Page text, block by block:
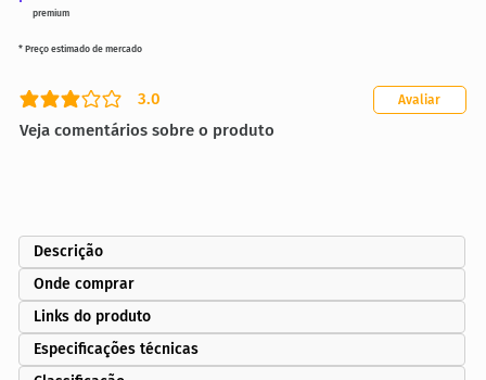
premium
3.0
classificação média é 3 de 5
Veja comentários sobre o produto
Avaliar
* Preço estimado de mercado
Descrição
Onde comprar
Links do produto
Especificações técnicas